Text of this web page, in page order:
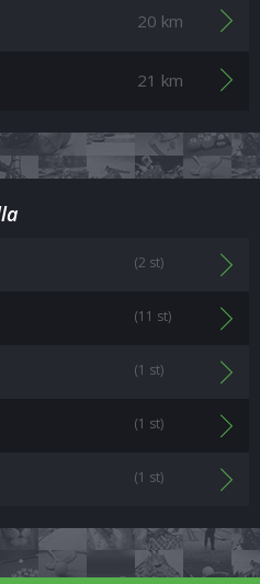
20 km
21 km
(2 st)
(11 st)
(1 st)
(1 st)
(1 st)